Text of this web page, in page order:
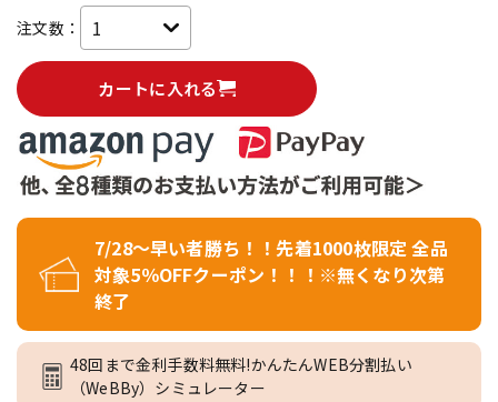
注文数：
カートに入れる
7/28～早い者勝ち！！先着1000枚限定 全品
対象5％OFFクーポン！！！※無くなり次第
終了
48回まで金利手数料無料!かんたんWEB分割払い
（WeBBy）シミュレーター